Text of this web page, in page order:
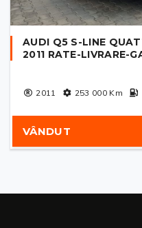
AUDI Q5 S-LINE
2011 RATE-LIVRARE-
2011 253 000Km
VÂNDUT